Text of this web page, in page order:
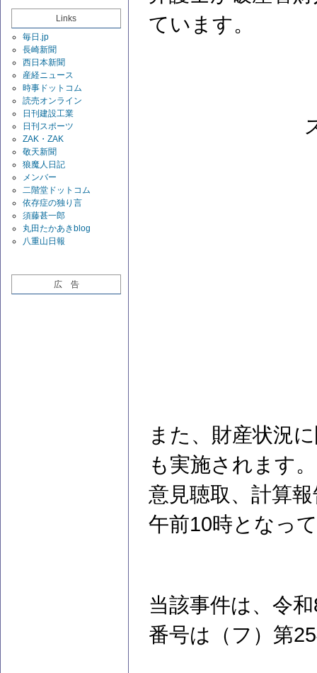
Links
毎日.jp
長崎新聞
西日本新聞
産経ニュース
時事ドットコム
読売オンライン
日刊建設工業
日刊スポーツ
ZAK・ZAK
敬天新聞
狼魔人日記
メンバー
二階堂ドットコム
依存症の独り言
須藤甚一郎
丸田たかあきblog
八重山日報
広 告
ています。
また、財産状況
も実施されます
意見聴取、計算
午前10時となっ
当該事件は、令
番号は（フ）第